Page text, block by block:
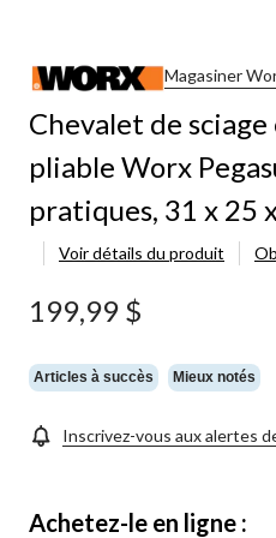
Magasiner
Chevalet de
pliable Worx
pratiques, 31 x 25
Voir détails du produit
199,99 $
Articles à succès Mieux notés
Inscrivez-vous aux alertes
Achetez-le en ligne :